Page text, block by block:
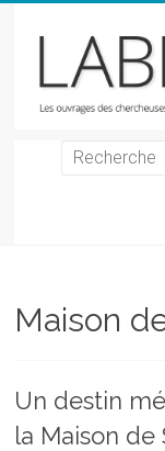
et
chercheurs
Faculté
des
Maison
Un destin
la Maison